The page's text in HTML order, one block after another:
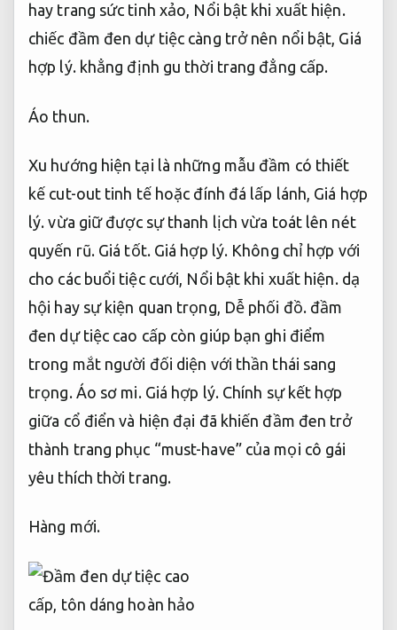
hay trang sức tinh xảo, Nổi bật khi xuất hiện.
chiếc đầm đen dự tiệc càng trở nên nổi bật, Giá
hợp lý.khẳng định gu thời trang đẳng cấp.
Áo thun.
Xu hướng hiện tại là những mẫu đầm có thiết
kế cut-out tinh tế hoặc đính đá lấp lánh, Giá hợp
lý. vừa giữ được sự thanh lịch vừa toát lên nét
quyến rũ. Giá tốt. Giá hợp lý. Không chỉ hợp với
cho các buổi tiệc cưới, Nổi bật khi xuất hiện. dạ
hội hay sự kiện quan trọng, Dễ phối đồ. đầm
đen dự tiệc cao cấp còn giúp bạn ghi điểm
trong mắt người đối diện với thần thái sang
trọng. Áo sơ mi. Giá hợp lý. Chính sự kết hợp
giữa cổ điển và hiện đại đã khiến đầm đen trở
thành trang phục “must-have” của mọi cô gái
yêu thích thời trang.
Hàng mới.